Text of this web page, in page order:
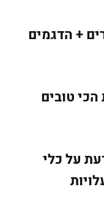
+ הדגמים
טובים
על כלי